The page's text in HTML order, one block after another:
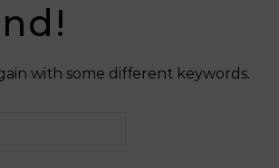
with some different keywords.